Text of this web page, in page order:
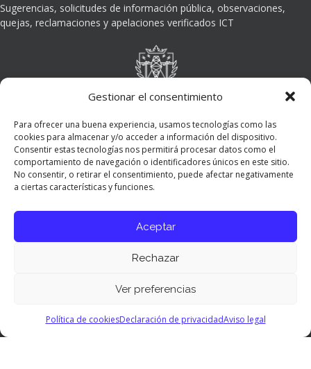
Gestionar el consentimiento
Para ofrecer una buena experiencia, usamos tecnologías como las
cookies para almacenar y/o acceder a información del dispositivo.
Consentir estas tecnologías nos permitirá procesar datos como el
comportamiento de navegación o identificadores únicos en este sitio.
No consentir, o retirar el consentimiento, puede afectar negativamente
a ciertas características y funciones.
Aceptar
Rechazar
Ver preferencias
Política de cookiesDeclaración de privacidadAviso legal
Sugerencias, solicitudes de información pública, observaciones,
quejas, reclamaciones y apelaciones verificados ICT
Panel de preferencias cookies